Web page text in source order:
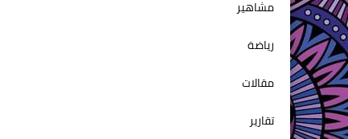
مشاهير
رياضة
مقالات
تقارير